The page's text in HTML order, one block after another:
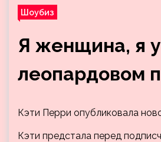
Шоубиз
Я женщина, я
леопардовом
Кэти Перри опубликовала
Кэти предстала перед